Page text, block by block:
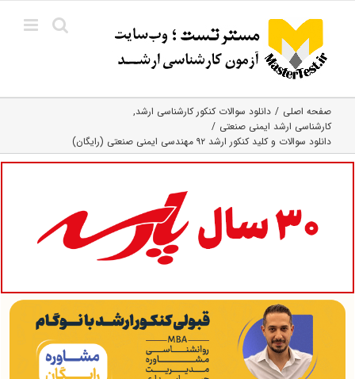
content
صفحه اصلی
دانلود سوالات کنکور کارشناسی ارشد
کارشناسی ارشد ایمنی صنعتی
دانلود سوالات و کلید کنکور ارشد ۹۲ مهندسی ایمنی صنعتی (رایگان)